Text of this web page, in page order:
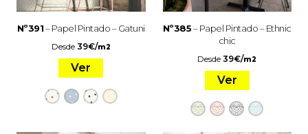
Nº391– Papel Pintado – Gatuni
Desde 39€/m2
Ver
Nº385– Papel Pintado – Ethnic
chic
Desde39€/m2
Ver